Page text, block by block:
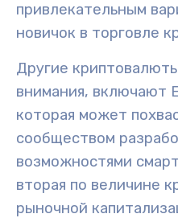
привлекательным
новичок в торговле
Другие
внимания, включают
которая может
сообществом
возможностями
вторая по величине
рыночной